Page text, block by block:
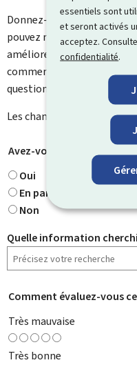
essentiels sont
et seront activés
acceptez.
confidentialité.
Donnez-nous votre avis
pouvez nous laisser un
améliorer. Vous ne recevrez
commentaire. Utilisez le
question particulière.
Les champs marqués
Avez-vous trouvé ce que
Oui
En partie
Non
Quelle information
Comment évaluez-vous
Très mauvaise
Très bonne